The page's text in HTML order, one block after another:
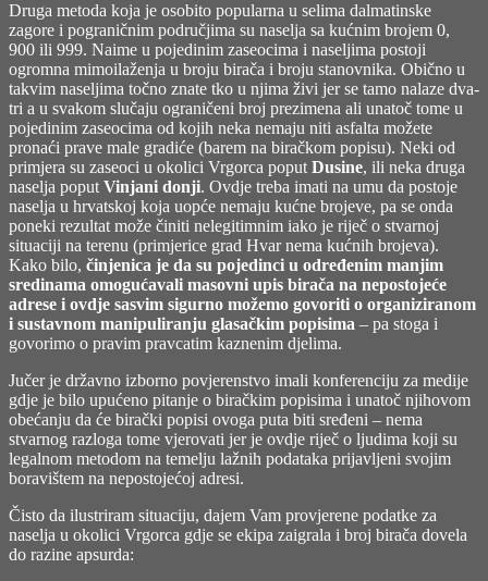
Druga metoda koja je osobito popularna u selima dalmatinske
zagore i pograničnim područjima su naselja sa kućnim brojem 0,
900 ili 999. Naime u pojedinim zaseocima i naseljima postoji
ogromna mimoilaženja u broju birača i broju stanovnika. Obično u
takvim naseljima točno znate tko u njima živi jer se tamo nalaze dva-
tri a u svakom slučaju ograničeni broj prezimena ali unatoč tome u
pojedinim zaseocima od kojih neka nemaju niti asfalta možete
pronaći prave male gradiće (barem na biračkom popisu). Neki od
primjera su zaseoci u okolici Vrgorca poput Dusine, ili neka druga
naselja poput Vinjani donji. Ovdje treba imati na umu da postoje
naselja u hrvatskoj koja uopće nemaju kućne brojeve, pa se onda
poneki rezultat može činiti nelegitimnim iako je riječ o stvarnoj
situaciji na terenu (primjerice grad Hvar nema kućnih brojeva).
Kako bilo, činjenica je da su pojedinci u određenim manjim
sredinama omogućavali masovni upis birača na nepostojeće
adrese i ovdje sasvim sigurno možemo govoriti o organiziranom
i sustavnom manipuliranju glasačkim popisima – pa stoga i
govorimo o pravim pravcatim kaznenim djelima.
Jučer je državno izborno povjerenstvo imali konferenciju za medije
gdje je bilo upućeno pitanje o biračkim popisima i unatoč njihovom
obećanju da će birački popisi ovoga puta biti sređeni – nema
stvarnog razloga tome vjerovati jer je ovdje riječ o ljudima koji su
legalnom metodom na temelju lažnih podataka prijavljeni svojim
boravištem na nepostojećoj adresi.
Čisto da ilustriram situaciju, dajem Vam provjerene podatke za
naselja u okolici Vrgorca gdje se ekipa zaigrala i broj birača dovela
do razine apsurda: